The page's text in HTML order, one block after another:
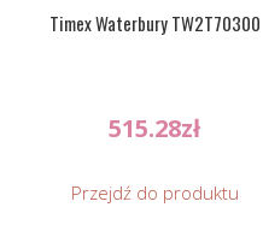
Timex Waterbury TW2T70300
515.28zł
Przejdź do produktu